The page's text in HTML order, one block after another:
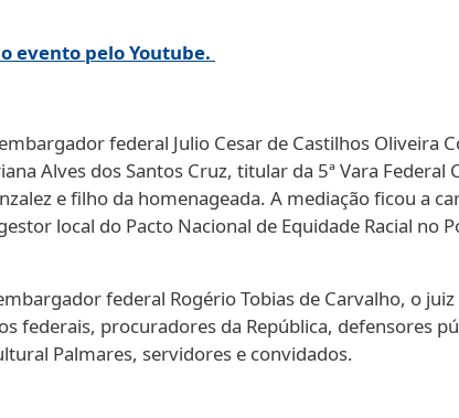
evento pelo Youtube.
federal Julio Cesar de Castilhos Oliveira
Alves dos Santos Cruz, titular da 5ª Vara Federal
e filho da homenageada. A mediação ficou a
gestor local do Pacto Nacional de Equidade Racial
federal Rogério Tobias de Carvalho, o
federais, procuradores da República, defensores
Palmares, servidores e convidados.